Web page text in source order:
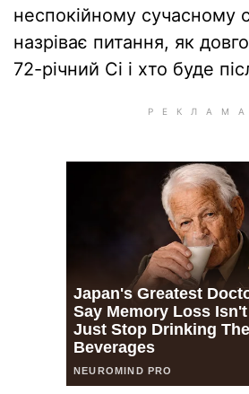
неспокійному сучасному
назріває питання, як
72-річний Сі і хто буде